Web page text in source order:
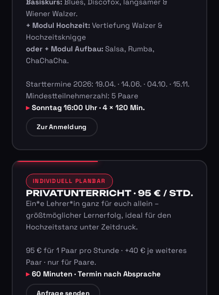
Wiener Walzer.
+ Modul Hochzeit:Vertiefung Walzer &
Hochzeitsknigge
oder + Modul Aufbau:Salsa, Rumba,
ChaChaCha.
Starttermine 2026: 19.04. · 14.06. · 04.10. · 15.11.
Mindestteilnehmerzahl: 5 Paare
Sonntag 16:00 Uhr · 4 × 120 Min.
Zur Anmeldung
INDIVIDUELL PLANBAR
PRIVATUNTERRICHT · 95 € / STD.
Ein*e Lehrer*in ganz für euch allein –
größtmöglicher Lernerfolg, ideal für den
Hochzeitstanz unter Zeitdruck.
95 € für 1 Paar pro Stunde · +40 € je weiteres
Paar · nur für Paare.
60 Minuten · Termin nach Absprache
Anfrage senden